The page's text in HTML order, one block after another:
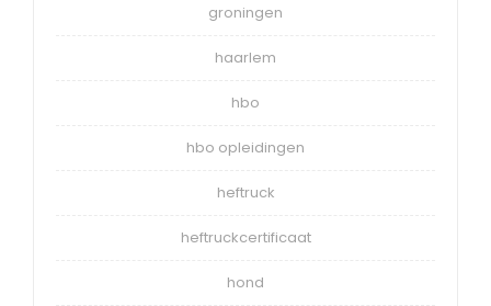
groningen
haarlem
hbo
hbo opleidingen
heftruck
heftruckcertificaat
hond